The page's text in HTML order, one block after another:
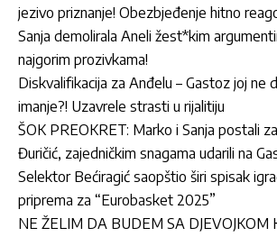
jezivo priznanje! Obezbjeđenje hitno
Sanja demolirala Aneli žest*kim
najgorim prozivkama!
Diskvalifikacija za Anđelu – Gastoz joj ne
imanje?! Uzavrele strasti u rijalitiju
ŠOK PREOKRET: Marko i Sanja postali
Đuričić, zajedničkim snagama udarili na
Selektor Bećiragić saopštio širi spisak
priprema za “Eurobasket 2025”
NE ŽELIM DA BUDEM SA DJEVOJKOM